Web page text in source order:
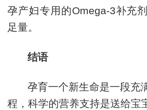
孕产妇专用的Omega-3补充
足量。
结语
孕育一个新生命是一段充
程，科学的营养支持是送给宝